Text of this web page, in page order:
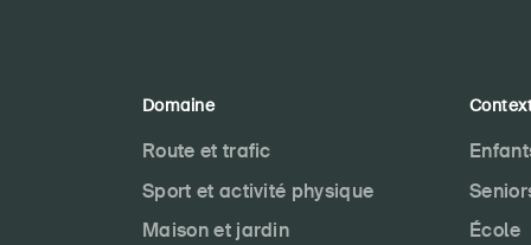
Domaine
Route et trafic
Sport et activité physique
Maison et jardin
École